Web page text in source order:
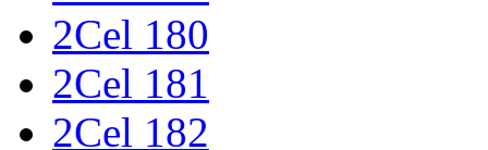
2Cel 180
2Cel 181
2Cel 182